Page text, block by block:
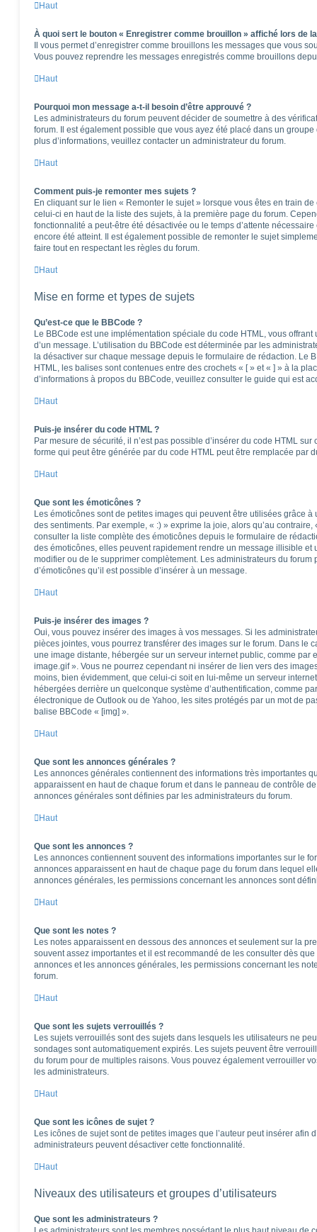
Haut
À quoi sert le bouton « Enregistrer comme brouillon » affiché lors de
Il vous permet d’enregistrer comme brouillons les messages que vous
Vous pouvez reprendre les messages enregistrés comme brouillons
Haut
Pourquoi mon message a-t-il besoin d’être approuvé ?
Les administrateurs du forum peuvent décider de soumettre à des
forum. Il est également possible que vous ayez été placé dans un
plus d’informations, veuillez contacter un administrateur du forum.
Haut
Comment puis-je remonter mes sujets ?
En cliquant sur le lien « Remonter le sujet » lorsque vous êtes en train
celui-ci en haut de la liste des sujets, à la première page du forum.
fonctionnalité a peut-être été désactivée ou le temps d’attente
encore été atteint. Il est également possible de remonter le sujet
faire tout en respectant les règles du forum.
Haut
Mise en forme et types de sujets
Qu’est-ce que le BBCode ?
Le BBCode est une implémentation spéciale du code HTML, vous
d’un message. L’utilisation du BBCode est déterminée par les
la désactiver sur chaque message depuis le formulaire de rédaction. Le
HTML, les balises sont contenues entre des crochets « [ » et « ] » à la
d’informations à propos du BBCode, veuillez consulter le guide qui est
Haut
Puis-je insérer du code HTML ?
Par mesure de sécurité, il n’est pas possible d’insérer du code HTML
forme qui peut être générée par du code HTML peut être remplacée par
Haut
Que sont les émoticônes ?
Les émoticônes sont de petites images qui peuvent être utilisées grâce à
des sentiments. Par exemple, « :) » exprime la joie, alors qu’au
consulter la liste complète des émoticônes depuis le formulaire de
des émoticônes, elles peuvent rapidement rendre un message illisible et
modifier ou de le supprimer complètement. Les administrateurs du
d’émoticônes qu’il est possible d’insérer à un message.
Haut
Puis-je insérer des images ?
Oui, vous pouvez insérer des images à vos messages. Si les
pièces jointes, vous pourrez transférer des images sur le forum. Dans le
une image distante, hébergée sur un serveur internet public, comme par
image.gif ». Vous ne pourrez cependant ni insérer de lien vers des
moins, bien évidemment, que celui-ci soit en lui-même un serveur
hébergées derrière un quelconque système d’authentification, comme
électronique de Outlook ou de Yahoo, les sites protégés par un mot de
balise BBCode « [img] ».
Haut
Que sont les annonces générales ?
Les annonces générales contiennent des informations très importantes
apparaissent en haut de chaque forum et dans le panneau de contrôle
annonces générales sont définies par les administrateurs du forum.
Haut
Que sont les annonces ?
Les annonces contiennent souvent des informations importantes sur le
annonces apparaissent en haut de chaque page du forum dans lequel
annonces générales, les permissions concernant les annonces sont
Haut
Que sont les notes ?
Les notes apparaissent en dessous des annonces et seulement sur la
souvent assez importantes et il est recommandé de les consulter dès
annonces et les annonces générales, les permissions concernant les
forum.
Haut
Que sont les sujets verrouillés ?
Les sujets verrouillés sont des sujets dans lesquels les utilisateurs ne
sondages sont automatiquement expirés. Les sujets peuvent être
du forum pour de multiples raisons. Vous pouvez également verrouiller
les administrateurs.
Haut
Que sont les icônes de sujet ?
Les icônes de sujet sont de petites images que l’auteur peut insérer afin
administrateurs peuvent désactiver cette fonctionnalité.
Haut
Niveaux des utilisateurs et groupes d’utilisateurs
Que sont les administrateurs ?